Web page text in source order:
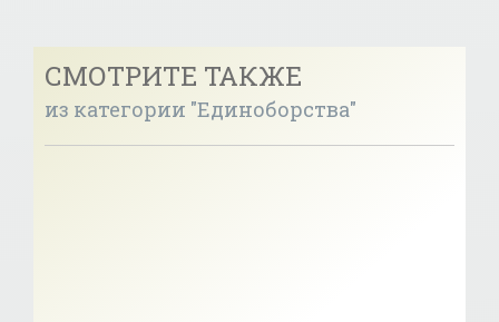
СМОТРИТЕ ТАКЖЕ
из категории "Единоборства"